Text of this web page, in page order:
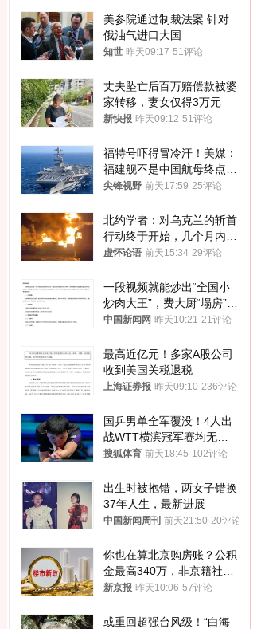
美参院通过制裁法案 针对
俄油气进口大国
知世 昨天09:17 51评论
丈夫坠亡后百万赔偿款被婆
家转移，妻女仅得3万元
新快报 昨天09:12 51评论
福特号吓得冒冷汗！美媒：
福建舰不是中国航母终点，
而是新起点！
尖锋视野 前天17:59 25评论
北约学者：对乌克兰的斩首
行动终于开始，几个月内乌
将投降
虚怀论语 前天15:34 29评论
一段视频就能炒出“全国小
炒肉大王”，费大厨“塌房”了
吗？
中国新闻网 昨天10:21 21评论
最高近亿元！多家A股公司
收到美国关税退税
上海证券报 昨天09:10 236评论
国乒男单全军覆没！4人出
战WTT横滨冠军赛均无缘
八强
搜狐体育 前天18:45 102评论
出生时被抱错，两女子错换
37年人生，最新进展
中国新闻周刊 前天21:50 20评论
你也在算北京购房账？公积
金最高340万，非京籍社保
1年
新京报 昨天10:06 57评论
或重回超强台风级！“白海